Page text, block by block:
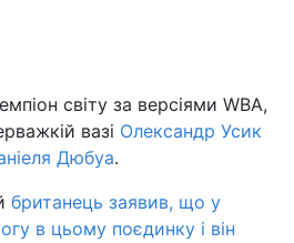
світу за версіями WBA,
вазі Олександр Усик
Дюбуа.
британець заявив, що у
в цьому поєдинку і він